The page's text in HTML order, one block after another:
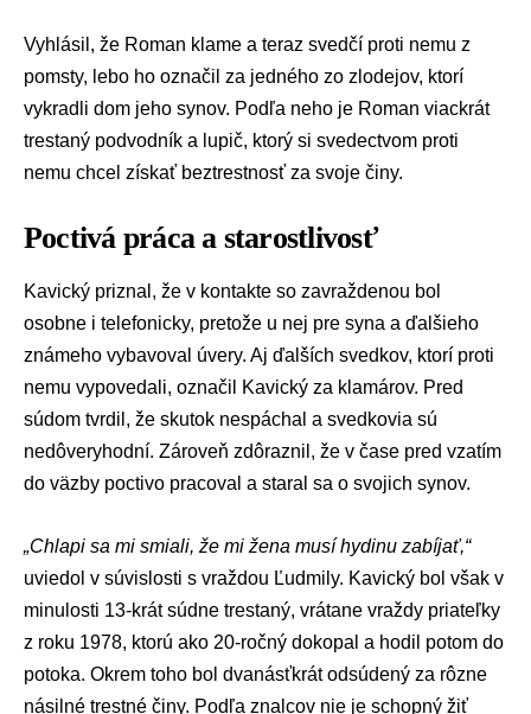
Vyhlásil, že Roman klame a teraz svedčí proti nemu z
pomsty, lebo ho označil za jedného zo zlodejov, ktorí
vykradli dom jeho synov. Podľa neho je Roman viackrát
trestaný podvodník a lupič, ktorý si svedectvom proti
nemu chcel získať beztrestnosť za svoje činy.
Poctivá práca a starostlivosť
Kavický priznal, že v kontakte so zavraždenou bol
osobne i telefonicky, pretože u nej pre syna a ďalšieho
známeho vybavoval úvery. Aj ďalších svedkov, ktorí proti
nemu vypovedali, označil Kavický za klamárov. Pred
súdom tvrdil, že skutok nespáchal a svedkovia sú
nedôveryhodní. Zároveň zdôraznil, že v čase pred vzatím
do väzby poctivo pracoval a staral sa o svojich synov.
„Chlapi sa mi smiali, že mi žena musí hydinu zabíjať,“
uviedol v súvislosti s vraždou Ľudmily. Kavický bol však v
minulosti 13-krát súdne trestaný, vrátane vraždy priateľky
z roku 1978, ktorú ako 20-ročný dokopal a hodil potom do
potoka. Okrem toho bol dvanásťkrát odsúdený za rôzne
násilné trestné činy. Podľa znalcov nie je schopný žiť